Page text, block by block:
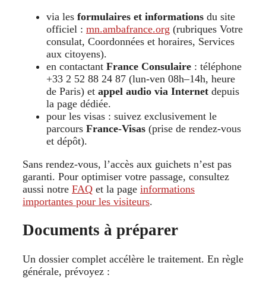
via les formulaires et informations du site
officiel : mn.ambafrance.org (rubriques Votre
consulat, Coordonnées et horaires, Services
aux citoyens).
en contactant France Consulaire : téléphone
+33 2 52 88 24 87 (lun-ven 08h–14h, heure
de Paris) et appel audio via Internet depuis
la page dédiée.
pour les visas : suivez exclusivement le
parcours France-Visas (prise de rendez-vous
et dépôt).
Sans rendez-vous, l’accès aux guichets n’est pas
garanti. Pour optimiser votre passage, consultez
aussi notre FAQ et la page informations
importantes pour les visiteurs.
Documents à préparer
Un dossier complet accélère le traitement. En règle
générale, prévoyez :